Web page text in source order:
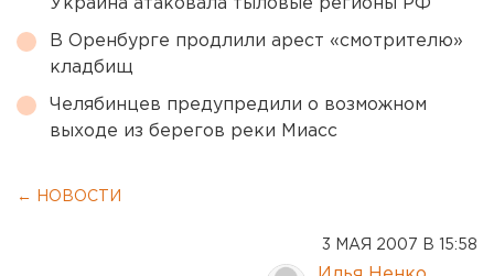
Украина атаковала тыловые регионы РФ
В Оренбурге продлили арест «смотрителю»
кладбищ
Челябинцев предупредили о возможном
выходе из берегов реки Миасс
← НОВОСТИ
3 МАЯ 2007 В 15:58